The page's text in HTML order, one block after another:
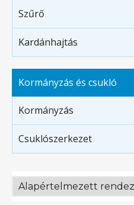
Szűrő
Kardánhajtás
Kormányzás és csukló
Kormányzás
Csuklószerkezet